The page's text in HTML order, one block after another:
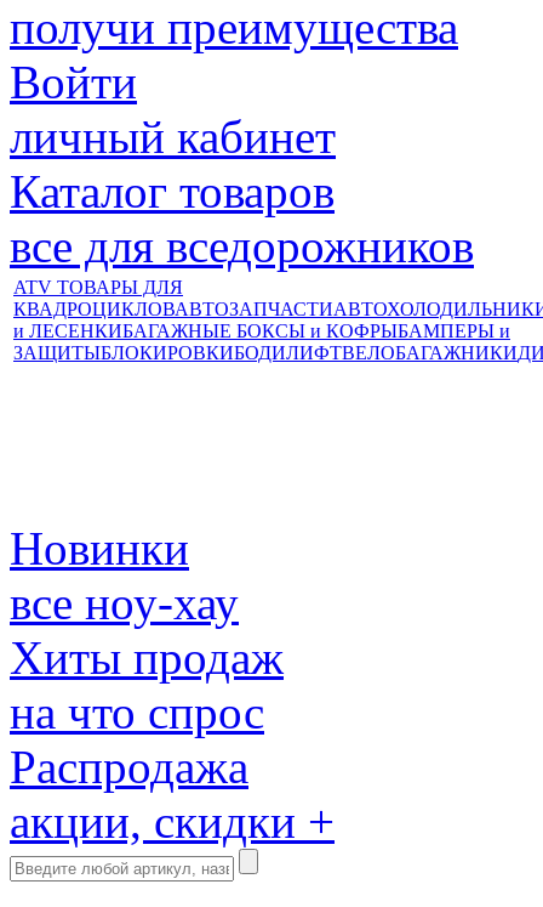
получи преимущества
Войти
личный кабинет
Каталог товаров
все для вседорожников
ATV ТОВАРЫ ДЛЯ
КВАДРОЦИКЛОВАВТОЗАПЧАСТИ
и ЛЕСЕНКИБАГАЖНЫЕ БОКСЫ и КОФРЫБАМПЕРЫ и
ЗАЩИТЫБЛОКИРОВКИБОДИЛИФТВЕЛОБАГАЖНИКИ
Новинки
все ноу-хау
Хиты продаж
на что спрос
Распродажа
акции, скидки +